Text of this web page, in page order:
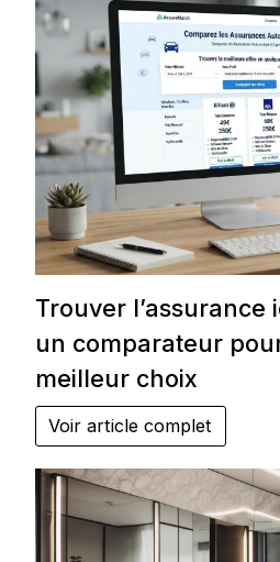
Trouver l’assurance
un comparateur
meilleur choix
Voir article complet